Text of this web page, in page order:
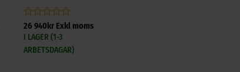
Betygsatt
0
5
26 940 krExkl moms
I LAGER (1-3
ARBETSDAGAR)